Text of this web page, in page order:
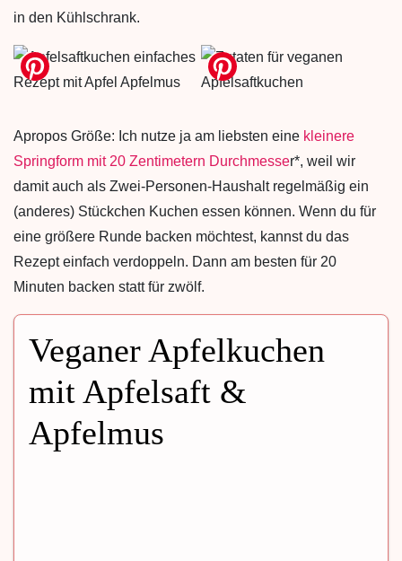
in den Kühlschrank.
Apropos Größe: Ich nutze ja am liebsten eine kleinere
Springform mit 20 Zentimetern Durchmesser*, weil wir
damit auch als Zwei-Personen-Haushalt regelmäßig ein
(anderes) Stückchen Kuchen essen können. Wenn du für
eine größere Runde backen möchtest, kannst du das
Rezept einfach verdoppeln. Dann am besten für 20
Minuten backen statt für zwölf.
Veganer Apfelkuchen
mit Apfelsaft &
Apfelmus